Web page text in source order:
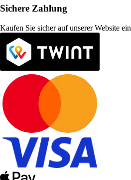
Sichere Zahlung
Kaufen Sie sicher auf unserer Website ein